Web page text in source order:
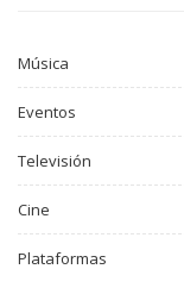
Música
Eventos
Televisión
Cine
Plataformas